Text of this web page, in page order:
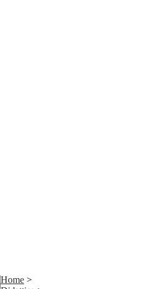
Home >